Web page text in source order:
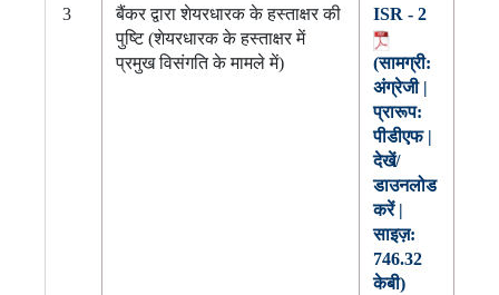
3
बैंकर द्वारा शेयरधारक के हस्ताक्षर की
पुष्टि (शेयरधारक के हस्ताक्षर में
प्रमुख विसंगति के मामले में)
ISR - 2
(सामग्री:
अंग्रेजी |
प्रारूप:
पीडीएफ |
देखें/
डाउनलोड
करें |
साइज़:
746.32
केबी)